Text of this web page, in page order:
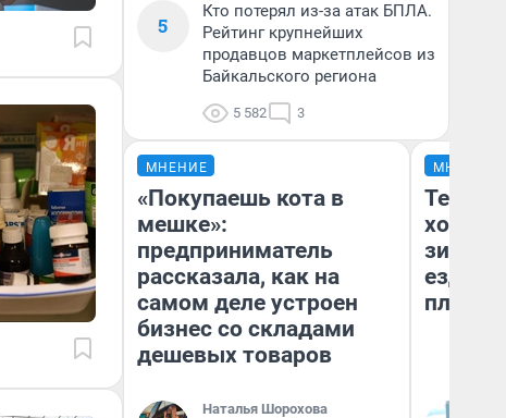
5
Кто потерял из-за атак БПЛА.
Рейтинг крупнейших
продавцов маркетплейсов из
Байкальского региона
5 582 3
МНЕНИЕ
«Покупаешь кота в
мешке»:
предприниматель
рассказала, как на
самом деле устроен
бизнес со складами
дешевых товаров
Наталья Шорохова
МНЕНИЕ
Тепло
зимой.
ездит
плюсы